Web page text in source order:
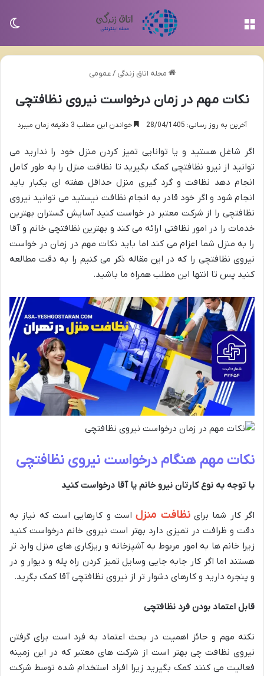
مجله اتاق زندگی / عمومی
نکات مهم در زمان درخواست نیروی نظافتچی
آخرین به روز رسانی: 28/04/1405 خواندن این مطلب 3 دقیقه زمان میبرد
اگر شاغل هستید و یا توانایی تمیز کردن منزل خود را ندارید می
توانید از نیرو نظافتچی کمک بگیرید تا نظافت منزل را به طور کامل
انجام دهد نظافت و گرد گیری منزل حداقل هفته ای یکبار باید
انجام شود و اگر خود قادر به انجام نظافت نیستید می توانید نیروی
نظافتچی را از شرکت معتبر در خواست کنید آسایش گستران بهترین
خدمات را در امور نظافتی ارائه می کند و بهترین نظافتچی خانم و آقا
را به منزل شما اعزام می کند اما باید نکات مهم در زمان در خواست
نیروی نظافتچی را که در این مقاله ذکر می کنیم را به دقت مطالعه
کنید پس تا انتها این مطلب همراه ما باشید.
نکات مهم هنگام درخواست نیروی نظافتچی
با توجه به نوع کارتان نیرو خانم یا آقا درخواست کنید
اگر کار شما براینظافت منزلاست و کارهایی است که نیاز به
دقت و ظرافت در تمیزی دارد بهتر است نیروی خانم درخواست کنید
زیرا خانم ها به امور مربوط به آشپزخانه و ریزکاری های منزل وارد تر
هستند اما اگر کار جابه جایی وسایل تمیز کردن راه پله و دیوار و در
و پنجره دارید و کارهای دشوار تر از نیروی نظافتچی آقا کمک بگرید.
قابل اعتماد بودن فرد نظافتچی
نکته مهم و حائز اهمیت در بحث اعتماد به فرد است برای گرفتن
نیروی نظافت چی بهتر است از شرکت های معتبر که در این زمینه
فعالیت می کنند کمک بگیرید زیرا افراد استخدام شده توسط شرکت